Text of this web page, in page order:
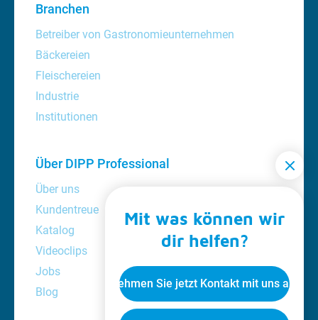
Branchen
Betreiber von Gastronomieunternehmen
Bäckereien
Fleischereien
Industrie
Institutionen
Über DIPP Professional
Über uns
Kundentreue
Katalog
Videoclips
Jobs
Blog
Mit was können wir
dir helfen?
Nehmen Sie jetzt Kontakt mit uns auf